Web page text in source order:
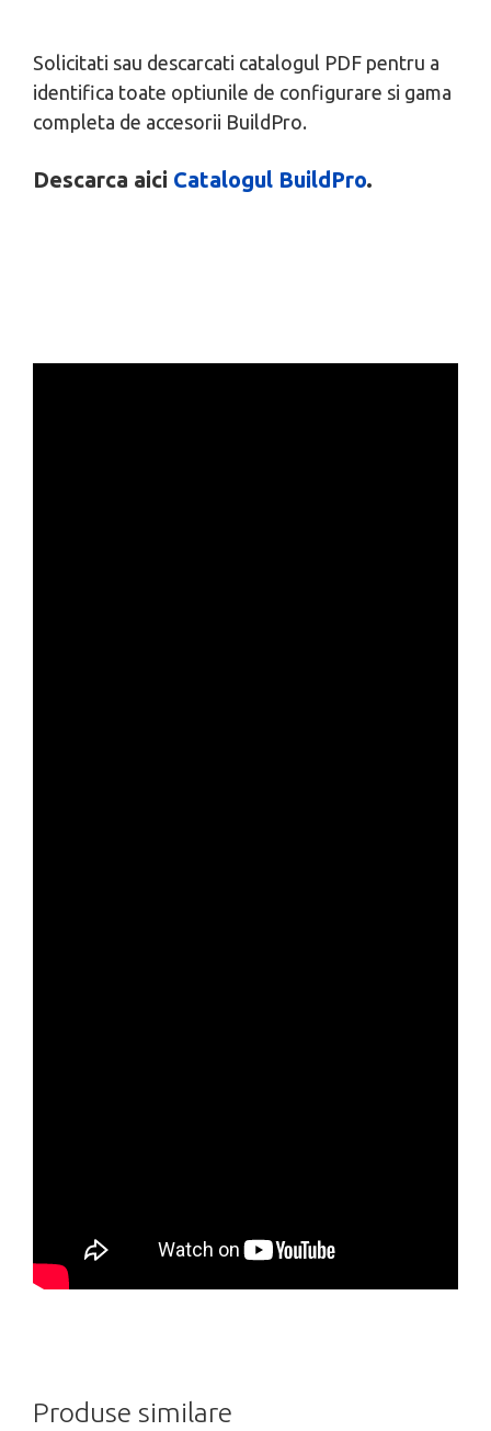
Solicitati sau descarcati catalogul PDF pentru a
identifica toate optiunile de configurare si gama
completa de accesorii BuildPro.
Descarca aici Catalogul BuildPro.
Produse similare